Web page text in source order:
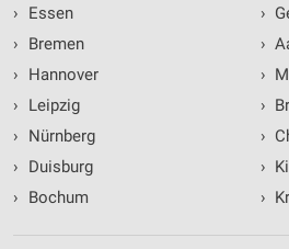
›
Essen
›
Bremen
›
Hannover
›
Leipzig
›
Nürnberg
›
Duisburg
›
Bochum
›
›
›
›
›
›
›
Entwicklung und Verbesserung der
Verwendung reduzierter Daten zur
Verwendung genauer Standortdaten
Geräte anhand von aktiv